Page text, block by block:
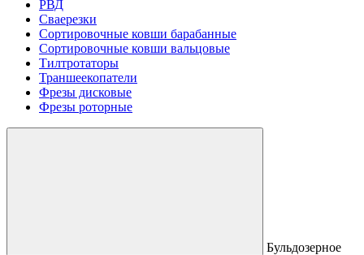
РВД
Сваерезки
Сортировочные ковши барабанные
Сортировочные ковши вальцовые
Тилтротаторы
Траншеекопатели
Фрезы дисковые
Фрезы роторные
Бульдозерное